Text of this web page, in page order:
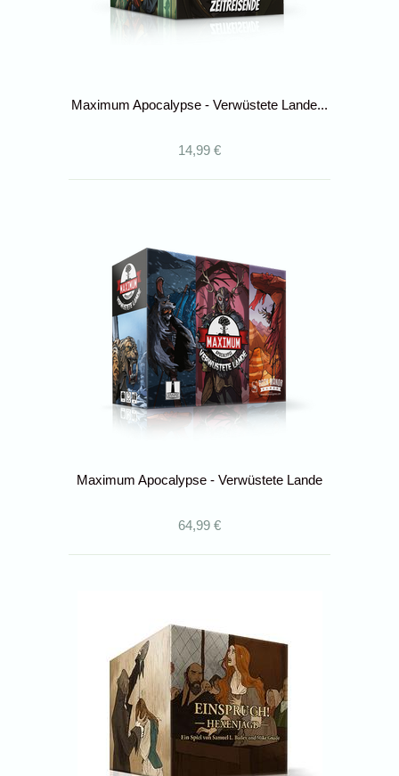
Maximum Apocalypse - Verwüstete Lande...
14,99 €
Maximum Apocalypse - Verwüstete Lande
64,99 €